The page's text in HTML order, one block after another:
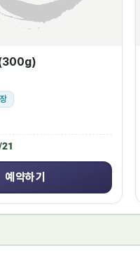
(300g)
예약하기